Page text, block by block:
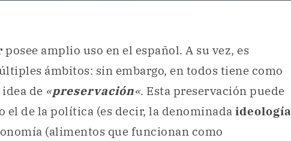
posee amplio uso en el español. A su vez, es
ámbitos: sin embargo, en todos tiene como
de «preservación«. Esta preservación puede
el de la política (es decir, la denominada ideología
(alimentos que funcionan como